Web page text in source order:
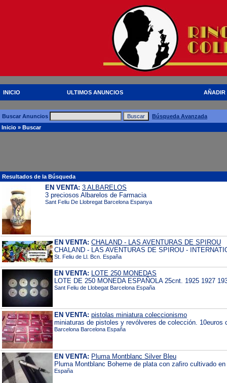
INICIO ULTIMOS ANUNCIOS AÑADIR
Buscar Anuncios
Búsqueda Avanzada
Inicio » Buscar
Resultados de la Búsqueda
EN VENTA: 3 ALBARELOS
3 preciosos Albarelos de Farmacia
Sant Feliu De Llobregat Barcelona Espanya
EN VENTA: CHALAND - LAS AVENTURAS DE SPIROU
CHALAND - LAS AVENTURAS DE SPIROU -
St. Feliu de Ll. Bcn. España
EN VENTA: LOTE 250 MONEDAS
LOTE DE 250 MONEDA ESPAÑOLA 25cnt. 1925 1927
Sant Feliu de Llobegat Barcelona España
EN VENTA: pistolas miniatura coleccionismo
miniaturas de pistoles y revólveres de colección. 10euros
Barcelona Barcelona España
EN VENTA: Pluma Montblanc Silver Bleu
Pluma Montblanc Boheme de plata con zafiro cultivado
España